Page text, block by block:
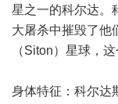
星之一的科尔达。
大屠杀中摧毁了他
（Siton）星球，
身体特征：科尔达